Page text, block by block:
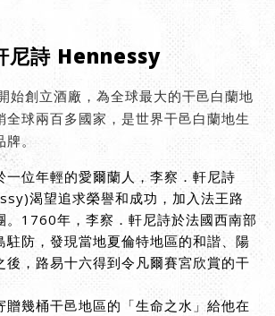
尼詩 Hennessy
始創立酒廠，為全球最大的干邑白蘭地
全球兩百多國家，是世界干邑白蘭地生
。
一位年輕的愛爾蘭人，李察．軒尼詩
渴望追求榮譽和成功，加入法王路
。1760年，李察．軒尼詩於法國西南部
駐防，發現當地夏倫特地區的和諧、陽
後，路易十六得到令凡爾賽宮欣賞的干
贈幾桶干邑地區的「生命之水」給他在